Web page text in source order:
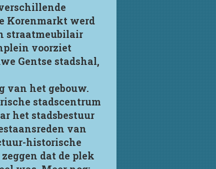
Korenmarkt werd
straatmeubilair
voorziet
Gentse stadshal,
van het gebouw.
stadscentrum
het stadsbestuur
van
historische
dat de plek